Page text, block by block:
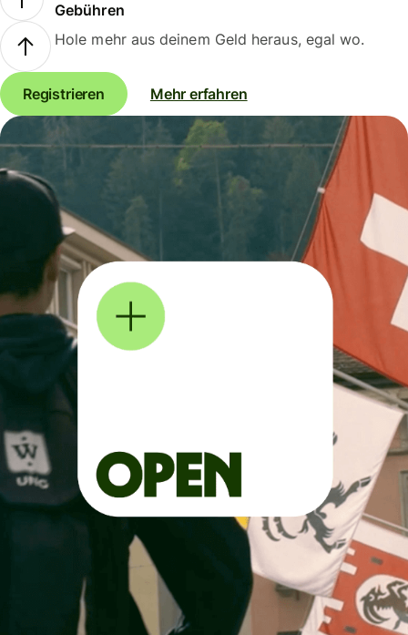
Gebühren
Hole mehr aus deinem Geld heraus, egal wo.
Registrieren Mehr erfahren